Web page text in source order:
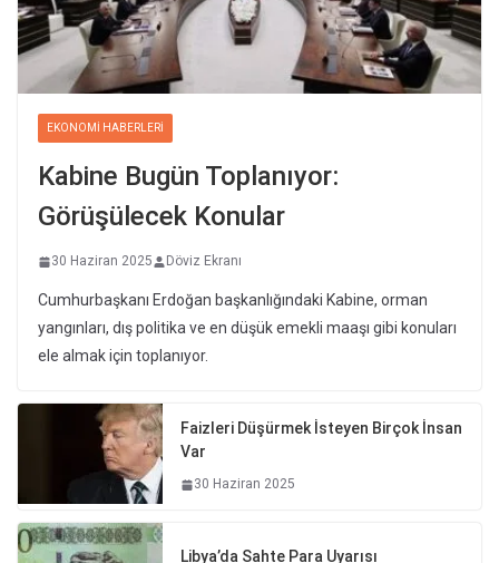
EKONOMI HABERLERI
Kabine Bugün Toplanıyor:
Görüşülecek Konular
30 Haziran 2025 Döviz Ekranı
Cumhurbaşkanı Erdoğan başkanlığındaki Kabine, orman
yangınları, dış politika ve en düşük emekli maaşı gibi konuları
ele almak için toplanıyor.
Faizleri Düşürmek İsteyen Birçok İnsan
Var
30 Haziran 2025
Libya’da Sahte Para Uyarısı